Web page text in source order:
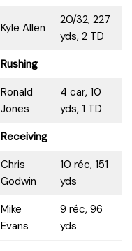
Kyle Allen
20/32, 227
yds, 2 TD
Rushing
Ronald
Jones
4 car, 10
yds, 1 TD
Receiving
Chris
Godwin
10 réc, 151
yds
Mike
Evans
9 réc, 96
yds